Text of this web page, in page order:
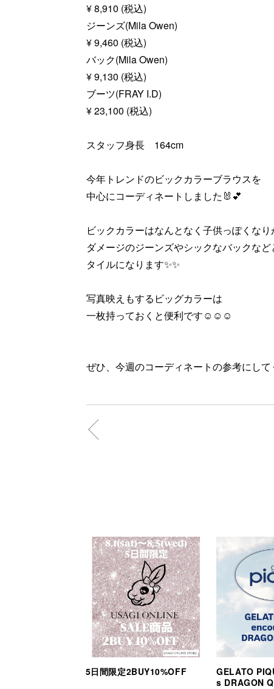
¥ 8,910 (税込)
ジーンズ(Mila Owen)
¥ 9,460 (税込)
バック(Mila Owen)
¥ 9,130 (税込)
ブーツ(FRAY I.D)
¥ 23,100 (税込)
スタッフ身長 164cm
今年トレンドのビックカラーブラウスを
中心にコーディネートしました🐰💕
ビックカラーはなんとなく子供っぽくな
ダメージのジーンズやシックなバックな
タイルになります✨✨
写真映えもするビッグカラーは
一枚持っておくと便利です☺️☺️☺️
ぜひ、今週のコーディネートの参考にして
5日間限定2BUY10%OFF
GELATO
s DRAGON